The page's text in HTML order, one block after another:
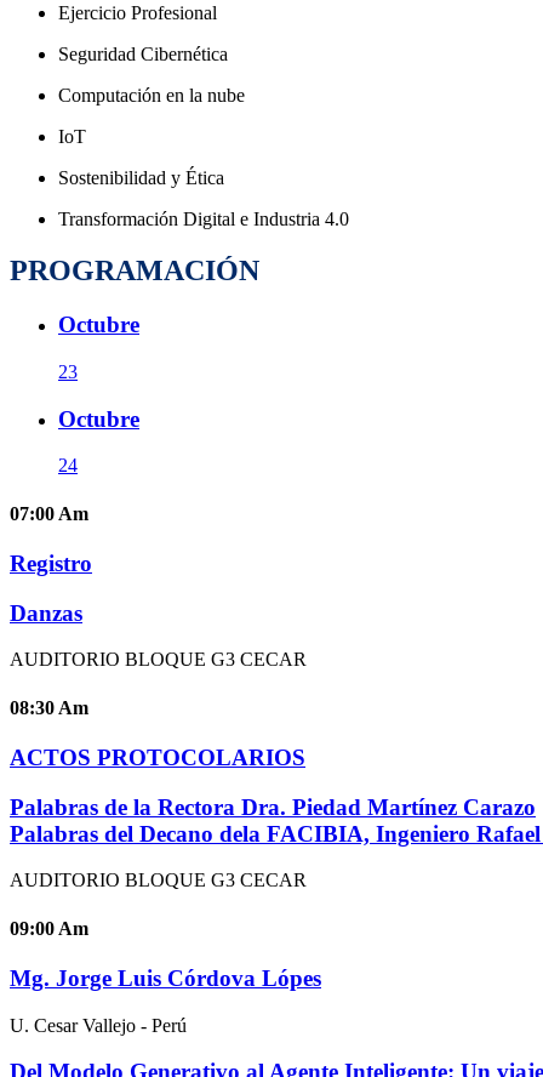
Ejercicio Profesional
Seguridad Cibernética
Computación en la nube
IoT
Sostenibilidad y Ética
Transformación Digital e Industria 4.0
PROGRAMACIÓN
Octubre
23
Octubre
24
07:00 Am
Registro
Danzas
AUDITORIO BLOQUE G3 CECAR
08:30 Am
ACTOS PROTOCOLARIOS
Palabras de la Rectora Dra. Piedad Martínez Carazo
Palabras del Decano dela FACIBIA, Ingeniero
AUDITORIO BLOQUE G3 CECAR
09:00 Am
Mg. Jorge Luis Córdova Lópes
U. Cesar Vallejo - Perú